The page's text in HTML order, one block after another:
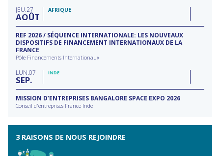
JEU 27
AOÛT
AFRIQUE
REF 2026 / SÉQUENCE INTERNATIONALE: LES NOUVEAUX
DISPOSITIFS DE FINANCEMENT INTERNATIONAUX DE LA
FRANCE
Pôle Financements Internationaux
LUN 07
SEP
INDE
MISSION D’ENTREPRISES BANGALORE SPACE EXPO 2026
Conseil d'entreprises France-Inde
3 RAISONS DE NOUS REJOINDRE